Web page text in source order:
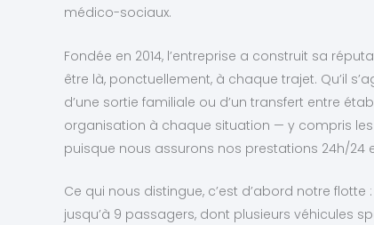
médico-sociaux.
Fondée en 2014, l’entreprise a construit sa
être là, ponctuellement, à chaque trajet. Qu’il
d’une sortie familiale ou d’un transfert entre
organisation à chaque situation — y compris
puisque nous assurons nos prestations 24h/24
Ce qui nous distingue, c’est d’abord notre
jusqu’à 9 passagers, dont plusieurs véhicules